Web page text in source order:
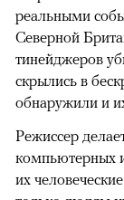
реальными
Северной
тинейджеров
скрылись в
обнаружили и
Режиссер
компьютерных
их